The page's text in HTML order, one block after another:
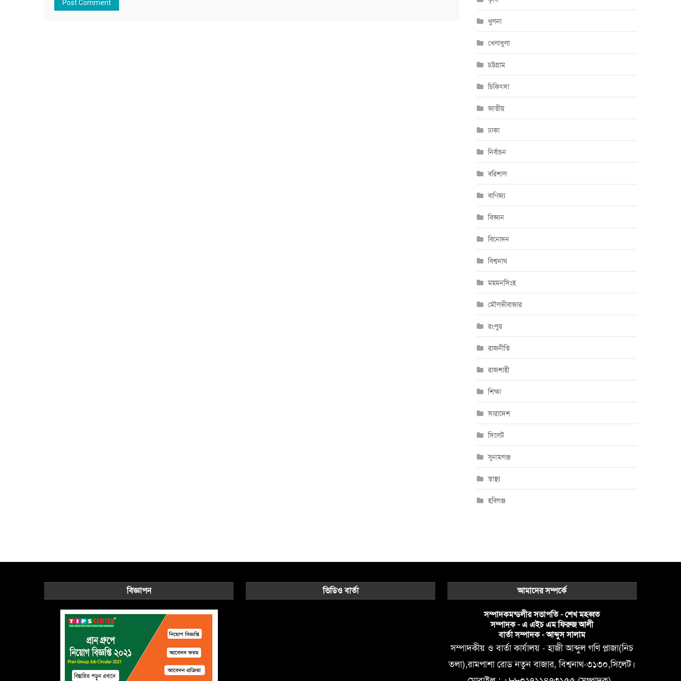
খুলনা
খেলাধুলা
চট্টগ্রাম
চিকিৎসা
জাতীয়
ঢাকা
নির্বাচন
বরিশাল
বাণিজ্য
বিজ্ঞান
বিনোদন
বিশ্বনাথ
ময়মনসিংহ
মৌলভীবাজার
রংপুর
রাজনীতি
রাজশাহী
শিক্ষা
সারাদেশ
সিলেট
সুনামগঞ্জ
স্বাস্থ্য
হবিগঞ্জ
বিজ্ঞাপন ভিডিও বার্তা আমাদের সম্পর্কে
সম্পাদকমন্ডলীর সভাপতি - শেখ মহব্বত
সম্পাদক - এ এইচ এম ফিরুজ আলী
বার্তা সম্পাদক - আব্দুস সালাম
সম্পাদকীয় ও বার্তা কার্যালয় - হাজী আব্দুল গণি প্লাজা(নিচ
তলা),রামপাশা রোড নতুন বাজার, বিশ্বনাথ-৩১৩০,সিলেট।